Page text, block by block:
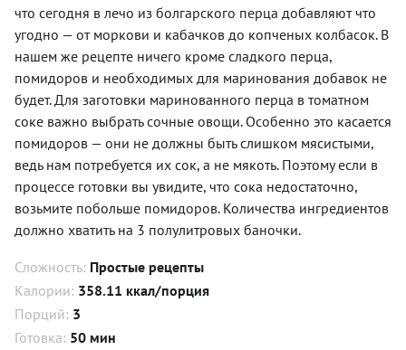
что сегодня в лечо из болгарского перца добавляют что
угодно — от моркови и кабачков до копченых колбасок. В
нашем же рецепте ничего кроме сладкого перца,
помидоров и необходимых для маринования добавок не
будет. Для заготовки маринованного перца в томатном
соке важно выбрать сочные овощи. Особенно это касается
помидоров — они не должны быть слишком мясистыми,
ведь нам потребуется их сок, а не мякоть. Поэтому если в
процессе готовки вы увидите, что сока недостаточно,
возьмите побольше помидоров. Количества ингредиентов
должно хватить на 3 полулитровых баночки.
Сложность: Простые рецепты
Калории: 358.11 ккал/порция
Порций: 3
Готовка: 50 мин